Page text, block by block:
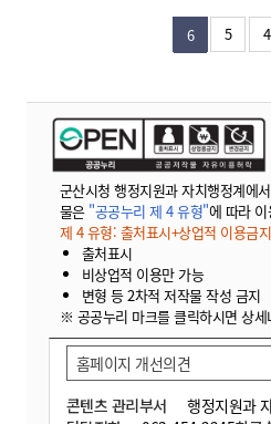
6 5 4
군산시청 행정지원과 자치행정계에
물은 "공공누리 제 4 유형"에 따라
제 4 유형: 출처표시+상업적 이용금
출처표시
비상업적 이용만 가능
변형 등 2차적 저작물 작성 금지
※ 공공누리 마크를 클릭하시면 상
콘텐츠 관리부서
행정지원과
홈페이지 개선의견